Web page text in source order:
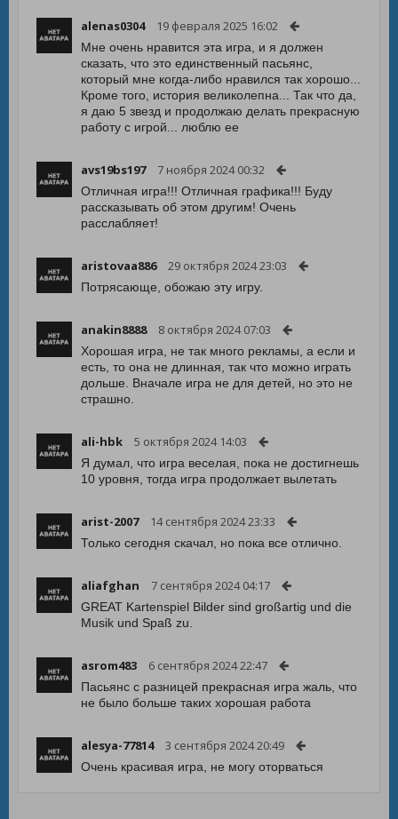
alenas0304 19 февраля 2025 16:02
Мне очень нравится эта игра, и я должен
сказать, что это единственный пасьянс,
который мне когда-либо нравился так хорошо...
Кроме того, история великолепна... Так что да,
я даю 5 звезд и продолжаю делать прекрасную
работу с игрой... люблю ее
avs19bs197 7 ноября 2024 00:32
Отличная игра!!! Отличная графика!!! Буду
рассказывать об этом другим! Очень
расслабляет!
aristovaa886 29 октября 2024 23:03
Потрясающе, обожаю эту игру.
anakin8888 8 октября 2024 07:03
Хорошая игра, не так много рекламы, а если и
есть, то она не длинная, так что можно играть
дольше. Вначале игра не для детей, но это не
страшно.
ali-hbk 5 октября 2024 14:03
Я думал, что игра веселая, пока не достигнешь
10 уровня, тогда игра продолжает вылетать
arist-2007 14 сентября 2024 23:33
Только сегодня скачал, но пока все отлично.
aliafghan 7 сентября 2024 04:17
GREAT Kartenspiel Bilder sind großartig und die
Musik und Spaß zu.
asrom483 6 сентября 2024 22:47
Пасьянс с разницей прекрасная игра жаль, что
не было больше таких хорошая работа
alesya-77814 3 сентября 2024 20:49
Очень красивая игра, не могу оторваться